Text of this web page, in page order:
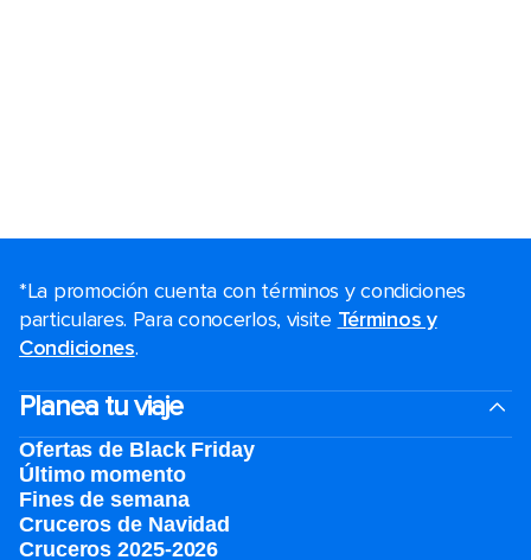
*La promoción cuenta con términos y condiciones
particulares. Para conocerlos, visite Términos y
Condiciones.
Planea tu viaje
Ofertas de Black Friday
Último momento
Fines de semana
Cruceros de Navidad
Cruceros 2025-2026